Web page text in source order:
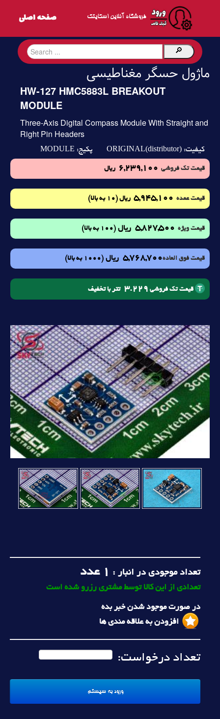
فروشگاه آنلاین اسکایتک
ماژول حسگر مغناطیسی
HW-127 HMC5883L BREAKOUT
MODULE
Three-Axis Digital Compass Module With Straight and
Right Pin Headers
کیفیت: ORIGINAL(distributor) پکیج: MODULE
قیمت تک فروشی 6,239,100 ریال
قیمت عمده 5,945,100 ریال (10 به بالا)
قیمت ویژه 5,827,500 ریال (100 به بالا)
قیمت فوق العاده5,768,700 ریال (1000 به بالا)
قیمت تک فروشی 3.229 تتر با تخفیف
تعداد موجودی در انبار : 1 عدد
تعدادی از این کالا توسط مشتری رزرو شده است
در صورت موجود شدن خبر بده
افزودن به علاقه مندی ها
تعداد درخواست: